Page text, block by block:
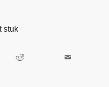
stuk